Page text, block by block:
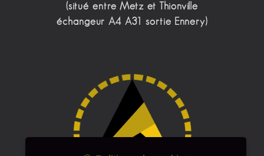
(situé entre Metz et Thionville
échangeur A4 A31 sortie Ennery)